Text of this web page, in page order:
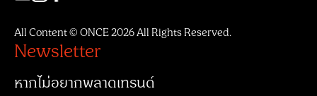
All Content © ONCE 2026 All Rights Reserved.
Newsletter
หากไม่อยากพลาดเทรนด์